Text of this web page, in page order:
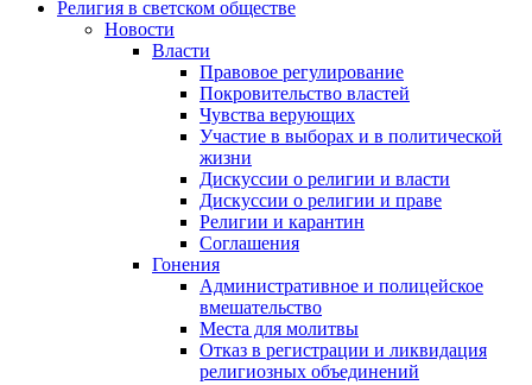
Религия в светском обществе
Новости
Власти
Правовое регулирование
Покровительство властей
Чувства верующих
Участие в выборах и в политической
жизни
Дискуссии о религии и власти
Дискуссии о религии и праве
Религии и карантин
Соглашения
Гонения
Административное и полицейское
вмешательство
Места для молитвы
Отказ в регистрации и ликвидация
религиозных объединений